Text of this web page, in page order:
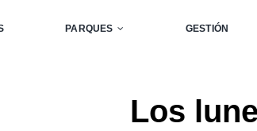
PARQUES GESTIÓN
Los